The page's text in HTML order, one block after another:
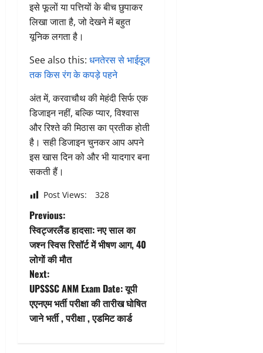
इसे फूलों या पत्तियों के बीच छुपाकर
लिखा जाता है, जो देखने में बहुत
यूनिक लगता है।
See also this: धनतेरस से भाईदूज
तक किस रंग के कपड़े पहने
अंत में, करवाचौथ की मेहंदी सिर्फ एक
डिजाइन नहीं, बल्कि प्यार, विश्वास
और रिश्ते की मिठास का प्रतीक होती
है। सही डिजाइन चुनकर आप अपने
इस खास दिन को और भी यादगार बना
सकती हैं।
Post Views: 328
P
o
s
t
n
Previous:
स्विट्जरलैंड हादसा: नए साल का
जश्न स्विस रिसॉर्ट में भीषण आग, 40
लोगों की मौत
Next:
UPSSSC ANM Exam Date: यूपी
एएनएम भर्ती परीक्षा की तारीख घोषित
जाने भर्ती , परीक्षा , एडमिट कार्ड